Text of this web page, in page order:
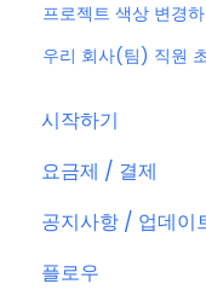
프로젝트 색상 변경
우리 회사(팀) 직원
시작하기
회원가입
플로우 계정
요금제 / 결제
요금제
결제
공지사항 / 업데이
공지사항
플로우